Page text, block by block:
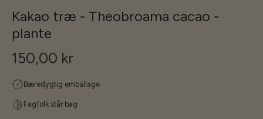
Kakao træ - Theobroama cacao -
plante
150,00 kr
Bæredygtig emballage
Fagfolk står bag